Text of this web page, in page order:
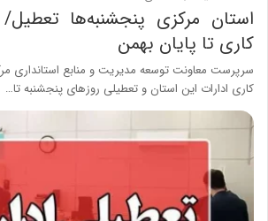
استان مرکزی پنجشنبه‌ها
کاری تا پایان بهمن
سرپرست معاونت توسعه مدیریت و منابع
کاری ادارات این استان و تعطیلی روزهای پنجشنبه تا…